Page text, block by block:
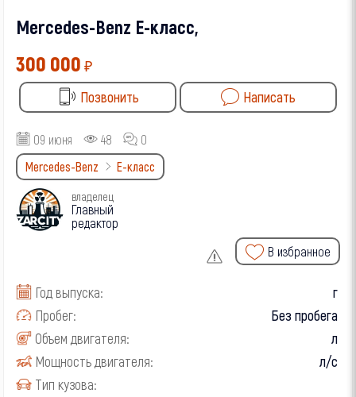
Mercedes-Benz E-класс,
300 000 ₽
Позвонить
Написать
09 июня 48
0
Mercedes-Benz
E-класс
владелец
Главный
редактор
В избранное
Год выпуска:
г
Пробег:
Без пробега
Объем двигателя:
л
Мощность двигателя:
л/с
Тип кузова: